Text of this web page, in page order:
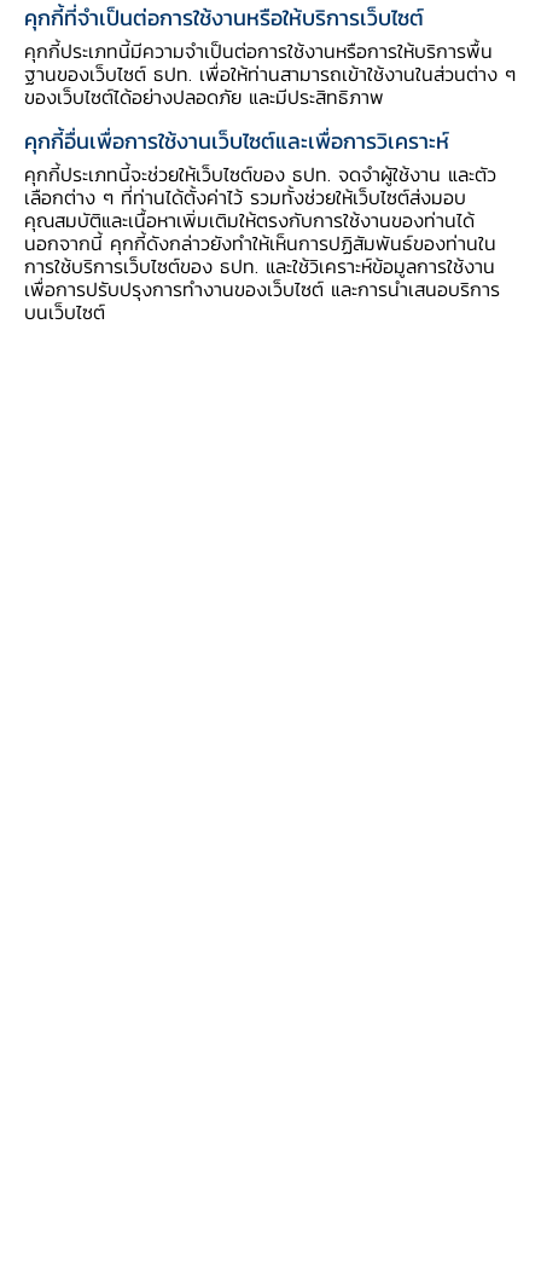
หลังจากได้เข้าร่วมทำงานในทีม RPA ทำให้ผมได้มี
โอกาสพบเจอและรู้จักเพื่อนร่วมงานจากหลายฝ่าย
งาน ได้ทราบถึงปัญหาและอุปสรรคในการทำงาน
รวมถึงรู้จักกระบวนการและระบบงานต่าง ๆ ใน
ธปท. ซึ่งทำให้เข้าใจบทบาทหน้าที่ของแต่ละฝ่ายงาน
ได้ดีขึ้น จนสามารถนำไปต่อยอดกับการทำงานใน
อนาคตได้ นอกจากนั้นแล้ว ยังมีโอกาสได้แลกเปลี่ยน
ความคิดเห็น ได้ออกแบบกระบวนการทำงาน และ
เรียนรู้เครื่องมือใหม่ ๆ ไปพร้อมกันอีกด้วย
คุกกี้ที่จำเป็นต่อการใช้งานหรือให้บริการเว็บไซต์
คุกกี้ประเภทนี้มีความจำเป็นต่อการใช้งานหรือการให้บริการพื้น
ฐานของเว็บไซต์ ธปท. เพื่อให้ท่านสามารถเข้าใช้งานในส่วนต่าง ๆ
ของเว็บไซต์ได้อย่างปลอดภัย และมีประสิทธิภาพ
คุกกี้อื่นเพื่อการใช้งานเว็บไซต์และเพื่อการวิเคราะห์
คุกกี้ประเภทนี้จะช่วยให้เว็บไซต์ของ ธปท. จดจำผู้ใช้งาน และตัว
เลือกต่าง ๆ ที่ท่านได้ตั้งค่าไว้ รวมทั้งช่วยให้เว็บไซต์ส่งมอบ
คุณสมบัติและเนื้อหาเพิ่มเติมให้ตรงกับการใช้งานของท่านได้
นอกจากนี้ คุกกี้ดังกล่าวยังทำให้เห็นการปฏิสัมพันธ์ของท่านใน
การใช้บริการเว็บไซต์ของ ธปท. และใช้วิเคราะห์ข้อมูลการใช้งาน
เพื่อการปรับปรุงการทำงานของเว็บไซต์ และการนำเสนอบริการ
บนเว็บไซต์